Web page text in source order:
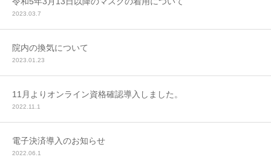
2023.03.7
院内の換気について
2023.01.23
11月よりオンライン資格確認導入しました。
2022.11.1
電子決済導入のお知らせ
2022.06.1